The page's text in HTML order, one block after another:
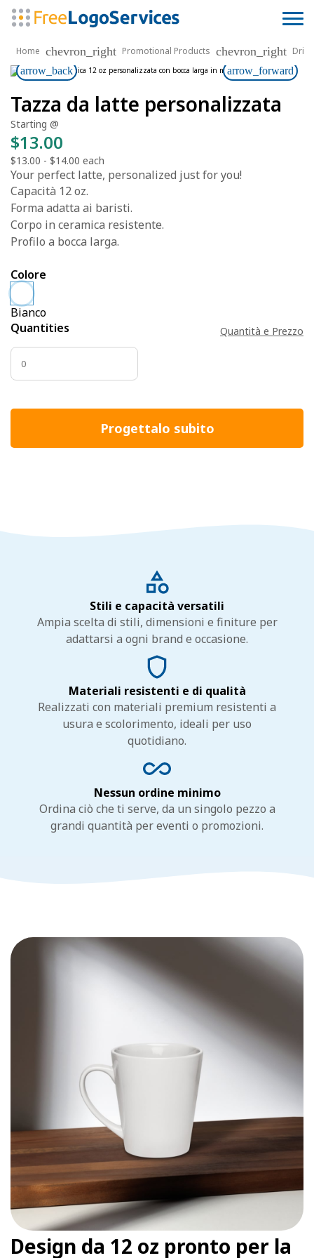
Home chevron_right Promotional Products chevron_right
arrow_back
arrow_forward
Tazza da latte personalizzata
Starting @
$13.00
$13.00 - $14.00 each
Your perfect latte, personalized just for you!
Capacità 12 oz.
Forma adatta ai baristi.
Corpo in ceramica resistente.
Profilo a bocca larga.
Colore
Bianco
Quantities
Quantità e Prezzo
Progettalo subito
Stili e capacità versatili
Ampia scelta di stili, dimensioni e finiture per
adattarsi a ogni brand e occasione.
Materiali resistenti e di qualità
Realizzati con materiali premium resistenti a
usura e scolorimento, ideali per uso
quotidiano.
Nessun ordine minimo
Ordina ciò che ti serve, da un singolo pezzo a
grandi quantità per eventi o promozioni.
Design da 12 oz pronto per la